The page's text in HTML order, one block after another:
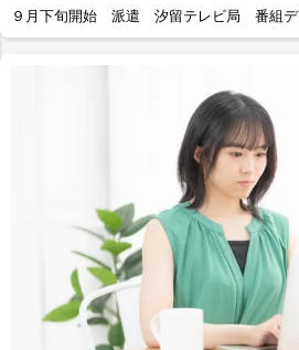
９月下旬開始 派遣 汐留テレビ局 番組